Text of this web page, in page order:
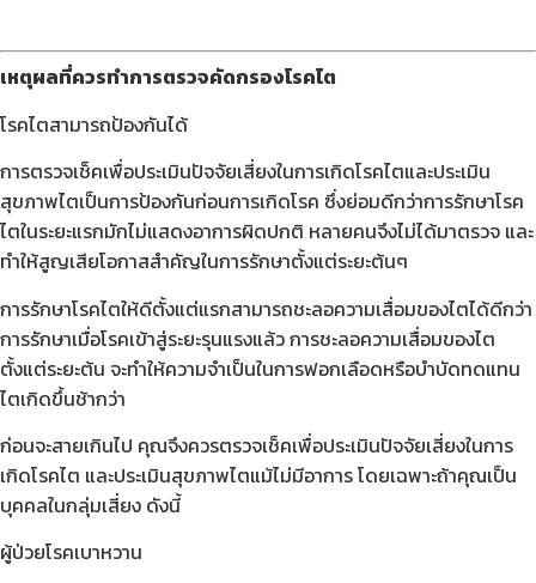
เหตุผลที่ควรทำการตรวจคัดกรองโรคไต
โรคไตสามารถป้องกันได้
การตรวจเช็คเพื่อประเมินปัจจัยเสี่ยงในการเกิดโรคไตและประเมิน
สุขภาพไตเป็นการป้องกันก่อนการเกิดโรค ซึ่งย่อมดีกว่าการรักษาโรค
ไตในระยะแรกมักไม่แสดงอาการผิดปกติ หลายคนจึงไม่ได้มาตรวจ และ
ทำให้สูญเสียโอกาสสำคัญในการรักษาตั้งแต่ระยะต้นๆ
การรักษาโรคไตให้ดีตั้งแต่แรกสามารถชะลอความเสื่อมของไตได้ดีกว่า
การรักษาเมื่อโรคเข้าสู่ระยะรุนแรงแล้ว การชะลอความเสื่อมของไต
ตั้งแต่ระยะต้น จะทำให้ความจำเป็นในการฟอกเลือดหรือบำบัดทดแทน
ไตเกิดขึ้นช้ากว่า
ก่อนจะสายเกินไป คุณจึงควรตรวจเช็คเพื่อประเมินปัจจัยเสี่ยงในการ
เกิดโรคไต และประเมินสุขภาพไตแม้ไม่มีอาการ โดยเฉพาะถ้าคุณเป็น
บุคคลในกลุ่มเสี่ยง ดังนี้
ผู้ป่วยโรคเบาหวาน